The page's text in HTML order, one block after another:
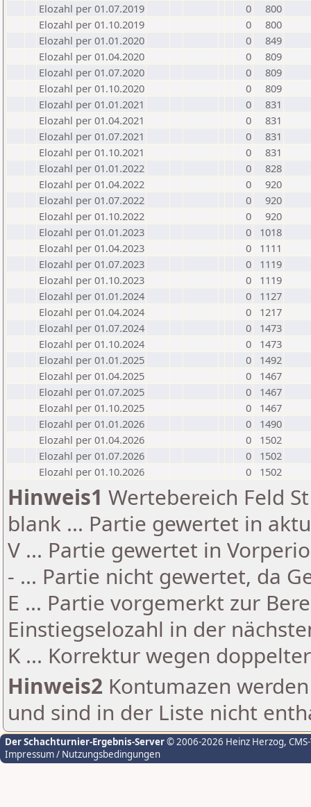
Elozahl per 01.07.2019
0
800
Elozahl per 01.10.2019
0
800
Elozahl per 01.01.2020
0
849
Elozahl per 01.04.2020
0
809
Elozahl per 01.07.2020
0
809
Elozahl per 01.10.2020
0
809
Elozahl per 01.01.2021
0
831
Elozahl per 01.04.2021
0
831
Elozahl per 01.07.2021
0
831
Elozahl per 01.10.2021
0
831
Elozahl per 01.01.2022
0
828
Elozahl per 01.04.2022
0
920
Elozahl per 01.07.2022
0
920
Elozahl per 01.10.2022
0
920
Elozahl per 01.01.2023
0
1018
Elozahl per 01.04.2023
0
1111
Elozahl per 01.07.2023
0
1119
Elozahl per 01.10.2023
0
1119
Elozahl per 01.01.2024
0
1127
Elozahl per 01.04.2024
0
1217
Elozahl per 01.07.2024
0
1473
Elozahl per 01.10.2024
0
1473
Elozahl per 01.01.2025
0
1492
Elozahl per 01.04.2025
0
1467
Elozahl per 01.07.2025
0
1467
Elozahl per 01.10.2025
0
1467
Elozahl per 01.01.2026
0
1490
Elozahl per 01.04.2026
0
1502
Elozahl per 01.07.2026
0
1502
Elozahl per 01.10.2026
0 1502
Hinweis1 Wertebereich Feld
blank ... Partie gewertet in
V ... Partie gewertet in
- ... Partie nicht gewertet, da
E ... Partie vorgemerkt zur
Einstiegselozahl in der
K ... Korrektur wegen
Hinweis2 Kontumazen
und sind in der Liste nicht
Der Schachturnier-Ergebnis-Server© 2006-2026 Heinz Herzog,
Impressum / Nutzungsbedingungen